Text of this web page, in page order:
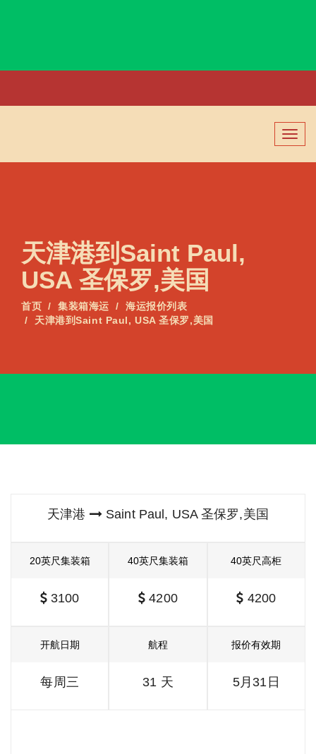
切
换
导
天津港到Saint Paul,
USA 圣保罗,美国
首页 集装箱海运
海运报价列表
天津港到Saint Paul, USA 圣保罗,美国
天津港 Saint Paul, USA 圣保罗,美国
20英尺集装箱
3100
40英尺集装箱
4200
40英尺高柜
4200
开航日期
每周三
航程
31 天
报价有效期
5月31日